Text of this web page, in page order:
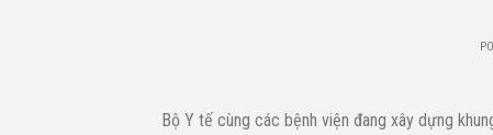
Bộ Y tế cùng các bệnh viện đang xây dựng